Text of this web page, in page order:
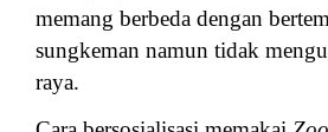
memang berbeda dengan
sungkeman namun tidak
raya.